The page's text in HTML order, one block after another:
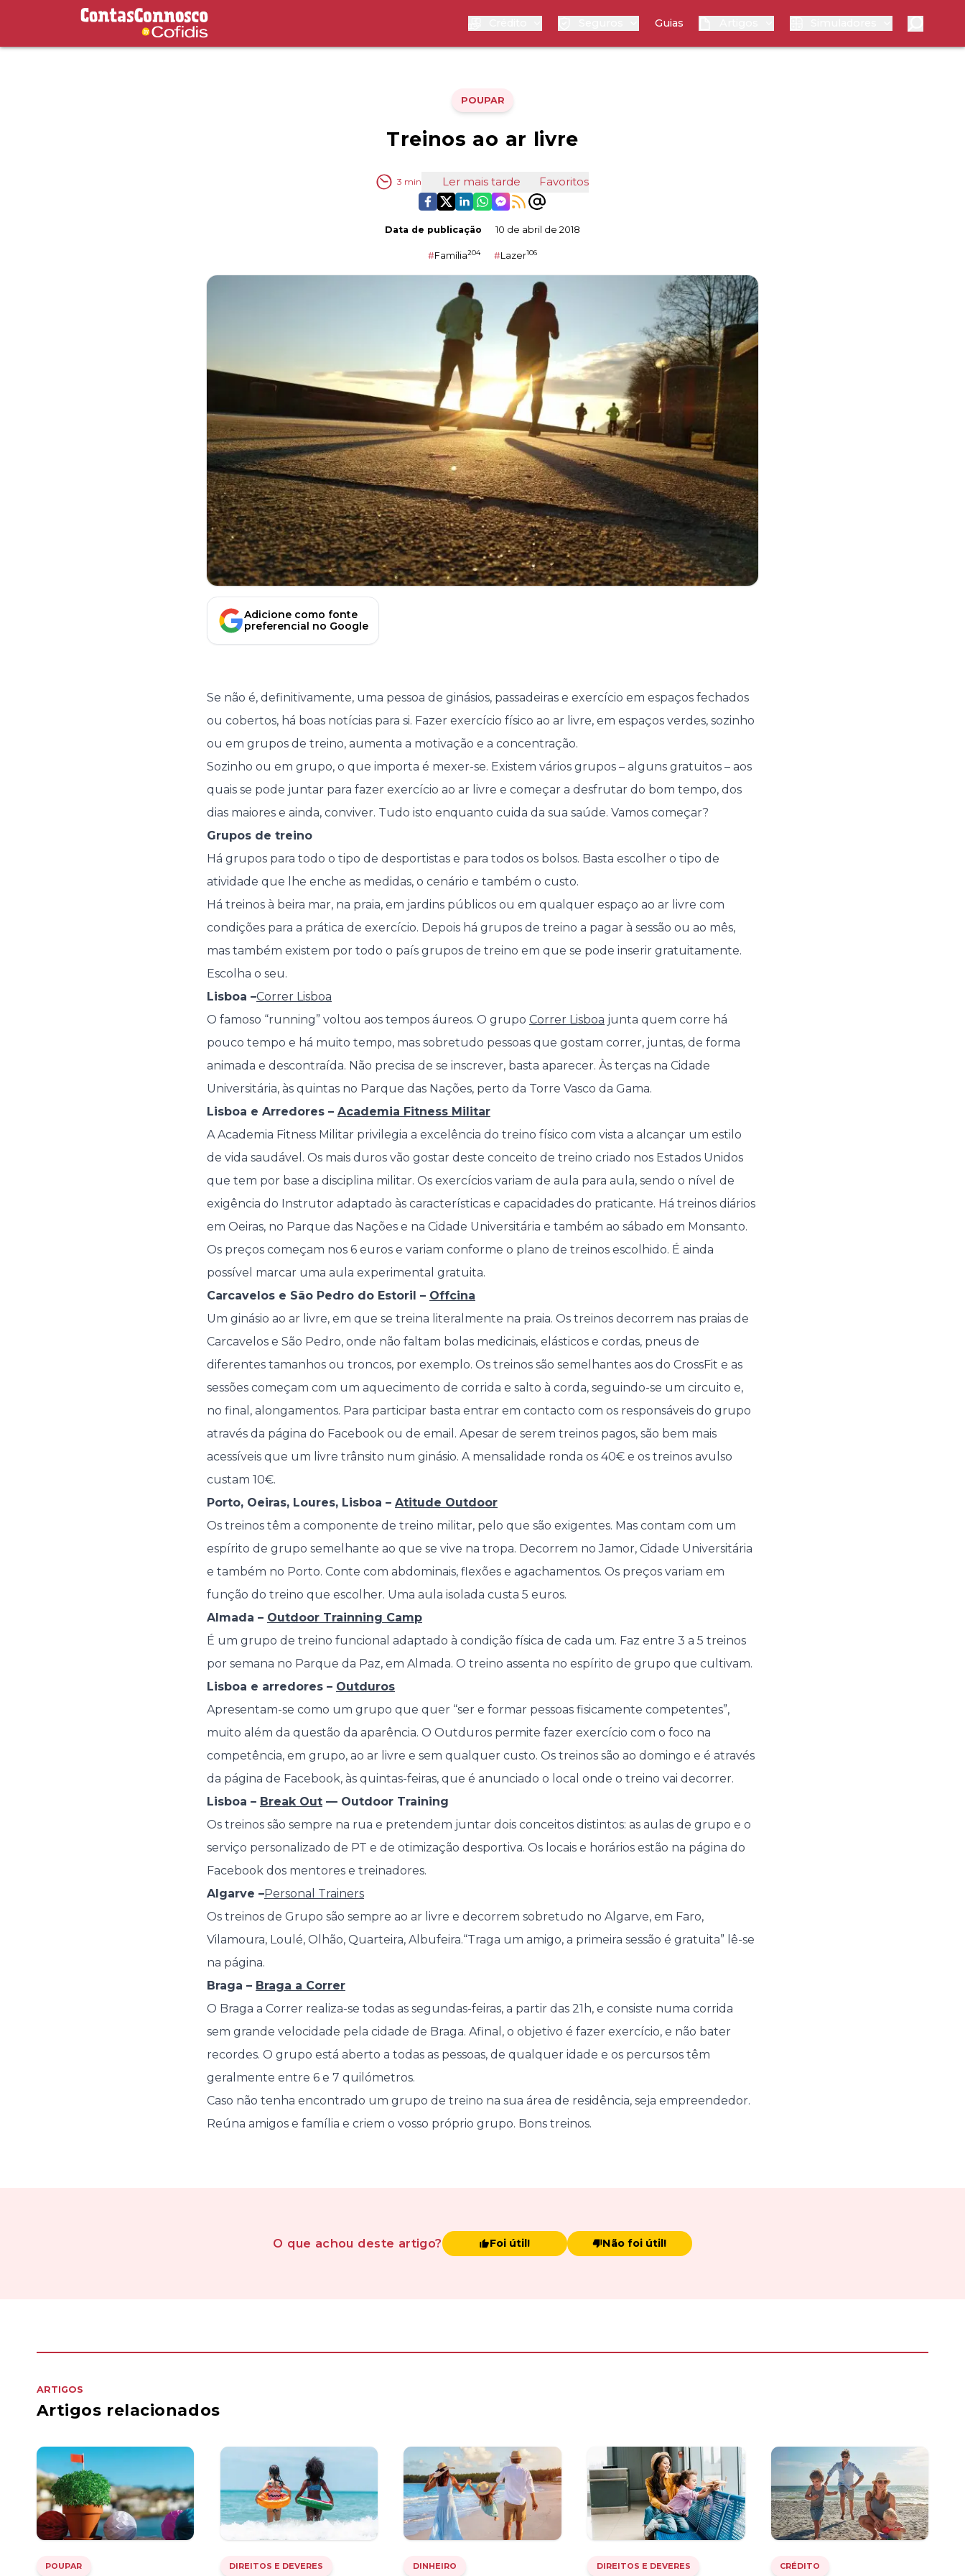
Contas Connosco by Cofidis Guias
POUPAR
Treinos ao ar livre
3 min Ler mais tarde Favoritos
Data de publicação 10 de abril de 2018
#Família204 #Lazer106
Adicione como fonte
preferencial no Google
Se não é, definitivamente, uma pessoa de ginásios, passadeiras e exercício em espaços fechados
ou cobertos, há boas notícias para si. Fazer exercício físico ao ar livre, em espaços verdes, sozinho
ou em grupos de treino, aumenta a motivação e a concentração.
Sozinho ou em grupo, o que importa é mexer-se. Existem vários grupos – alguns gratuitos – aos
quais se pode juntar para fazer exercício ao ar livre e começar a desfrutar do bom tempo, dos
dias maiores e ainda, conviver. Tudo isto enquanto cuida da sua saúde. Vamos começar?
Grupos de treino
Há grupos para todo o tipo de desportistas e para todos os bolsos. Basta escolher o tipo de
atividade que lhe enche as medidas, o cenário e também o custo.
Há treinos à beira mar, na praia, em jardins públicos ou em qualquer espaço ao ar livre com
condições para a prática de exercício. Depois há grupos de treino a pagar à sessão ou ao mês,
mas também existem por todo o país grupos de treino em que se pode inserir gratuitamente.
Escolha o seu.
Lisboa –Correr Lisboa
O famoso “running” voltou aos tempos áureos. O grupo Correr Lisboa junta quem corre há
pouco tempo e há muito tempo, mas sobretudo pessoas que gostam correr, juntas, de forma
animada e descontraída. Não precisa de se inscrever, basta aparecer. Às terças na Cidade
Universitária, às quintas no Parque das Nações, perto da Torre Vasco da Gama.
Lisboa e Arredores – Academia Fitness Militar
A Academia Fitness Militar privilegia a excelência do treino físico com vista a alcançar um estilo
de vida saudável. Os mais duros vão gostar deste conceito de treino criado nos Estados Unidos
que tem por base a disciplina militar. Os exercícios variam de aula para aula, sendo o nível de
exigência do Instrutor adaptado às características e capacidades do praticante. Há treinos diários
em Oeiras, no Parque das Nações e na Cidade Universitária e também ao sábado em Monsanto.
Os preços começam nos 6 euros e variam conforme o plano de treinos escolhido. É ainda
possível marcar uma aula experimental gratuita.
Carcavelos e São Pedro do Estoril – Offcina
Um ginásio ao ar livre, em que se treina literalmente na praia. Os treinos decorrem nas praias de
Carcavelos e São Pedro, onde não faltam bolas medicinais, elásticos e cordas, pneus de
diferentes tamanhos ou troncos, por exemplo. Os treinos são semelhantes aos do CrossFit e as
sessões começam com um aquecimento de corrida e salto à corda, seguindo-se um circuito e,
no final, alongamentos. Para participar basta entrar em contacto com os responsáveis do grupo
através da página do Facebook ou de email. Apesar de serem treinos pagos, são bem mais
acessíveis que um livre trânsito num ginásio. A mensalidade ronda os 40€ e os treinos avulso
custam 10€.
Porto, Oeiras, Loures, Lisboa – Atitude Outdoor
Os treinos têm a componente de treino militar, pelo que são exigentes. Mas contam com um
espírito de grupo semelhante ao que se vive na tropa. Decorrem no Jamor, Cidade Universitária
e também no Porto. Conte com abdominais, flexões e agachamentos. Os preços variam em
função do treino que escolher. Uma aula isolada custa 5 euros.
Almada – Outdoor Trainning Camp
É um grupo de treino funcional adaptado à condição física de cada um. Faz entre 3 a 5 treinos
por semana no Parque da Paz, em Almada. O treino assenta no espírito de grupo que cultivam.
Lisboa e arredores – Outduros
Apresentam-se como um grupo que quer “ser e formar pessoas fisicamente competentes”,
muito além da questão da aparência. O Outduros permite fazer exercício com o foco na
competência, em grupo, ao ar livre e sem qualquer custo. Os treinos são ao domingo e é através
da página de Facebook, às quintas-feiras, que é anunciado o local onde o treino vai decorrer.
Lisboa – Break Out — Outdoor Training
Os treinos são sempre na rua e pretendem juntar dois conceitos distintos: as aulas de grupo e o
serviço personalizado de PT e de otimização desportiva. Os locais e horários estão na página do
Facebook dos mentores e treinadores.
Algarve –Personal Trainers
Os treinos de Grupo são sempre ao ar livre e decorrem sobretudo no Algarve, em Faro,
Vilamoura, Loulé, Olhão, Quarteira, Albufeira.“Traga um amigo, a primeira sessão é gratuita” lê-se
na página.
Braga – Braga a Correr
O Braga a Correr realiza-se todas as segundas-feiras, a partir das 21h, e consiste numa corrida
sem grande velocidade pela cidade de Braga. Afinal, o objetivo é fazer exercício, e não bater
recordes. O grupo está aberto a todas as pessoas, de qualquer idade e os percursos têm
geralmente entre 6 e 7 quilómetros.
Caso não tenha encontrado um grupo de treino na sua área de residência, seja empreendedor.
Reúna amigos e família e criem o vosso próprio grupo. Bons treinos.
O que achou deste artigo? Foi útil! Não foi útil!
ARTIGOS
Artigos relacionados
POUPAR DIREITOS E DEVERES DINHEIRO DIREITOS E DEVERES CRÉDITO